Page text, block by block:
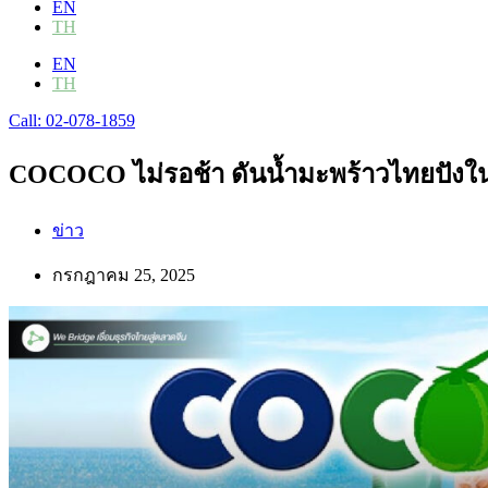
EN
TH
EN
TH
Call: 02-078-1859
COCOCO ไม่รอช้า ดันน้ำมะพร้าวไทยปังใ
ข่าว
กรกฎาคม 25, 2025